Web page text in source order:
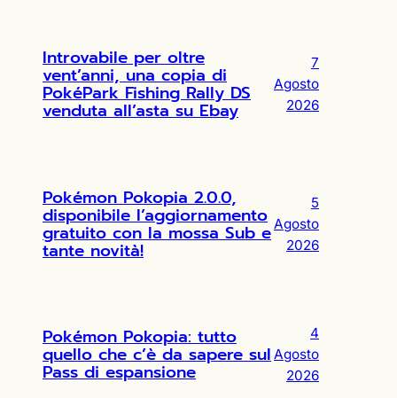
Introvabile per oltre
vent’anni, una copia di
PokéPark Fishing Rally DS
venduta all’asta su Ebay
7
Agosto
2026
Pokémon Pokopia 2.0.0,
disponibile l’aggiornamento
gratuito con la mossa Sub e
tante novità!
5
Agosto
2026
Pokémon Pokopia: tutto
quello che c’è da sapere sul
Pass di espansione
4
Agosto
2026